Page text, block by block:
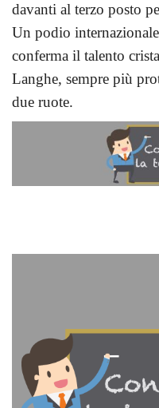
davanti al terzo posto
Un podio
conferma il talento
Langhe, sempre più
due ruote.